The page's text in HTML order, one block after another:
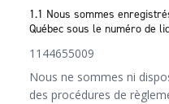
1.1 Nous sommes
Québec sous le numéro de
1144655009
Nous ne sommes ni
des procédures de